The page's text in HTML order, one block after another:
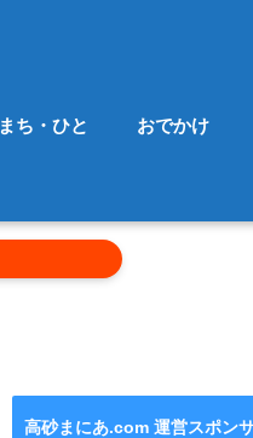
まち・ひと おでかけ
高砂まにあ.com 運営スポン